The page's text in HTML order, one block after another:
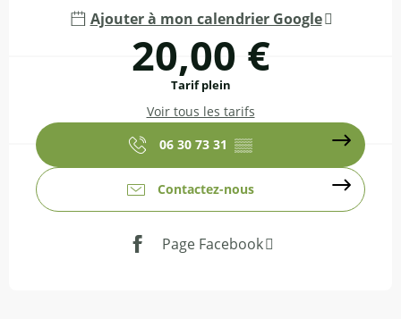
Ajouter à mon calendrier Google
20,00 €
Tarif plein
Voir tous les tarifs
06 30 73 31 ▒▒
Contactez-nous
Page Facebook